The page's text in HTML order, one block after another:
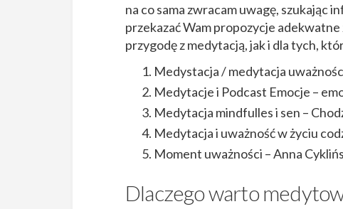
na co sama zwracam uwagę, szukając
przekazać Wam propozycje
przygodę z medytacją, jak i dla tych,
Medystacja / medytacja
Medytacje i Podcast Emocje –
Medytacja mindfulles i sen –
Medytacja i uważność w życiu
Moment uważności – Anna
Dlaczego warto